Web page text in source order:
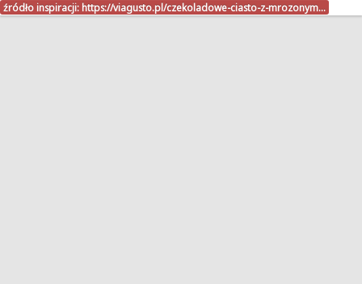
źródło inspiracji: https://viagusto.pl/czekoladowe-ciasto-z-mrozonym…